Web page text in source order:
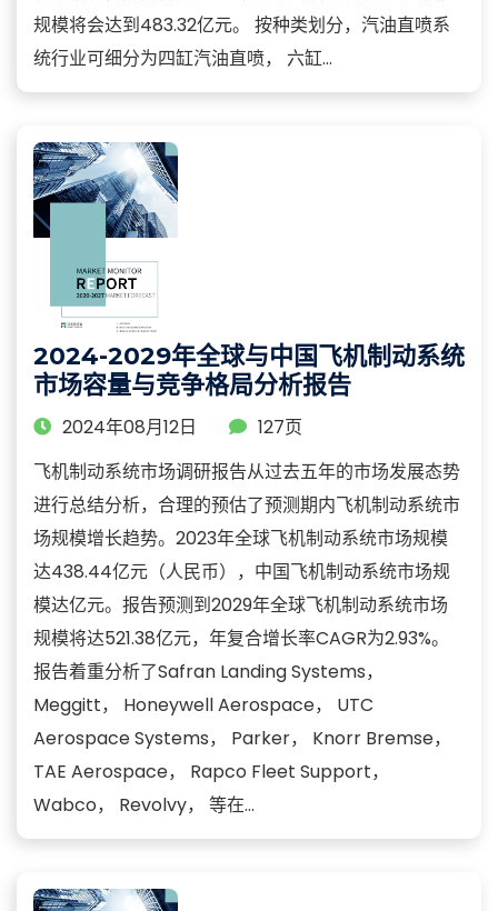
规模将会达到483.32亿元。 按种类划分，汽油直喷系
统行业可细分为四缸汽油直喷， 六缸...
2024-2029年全球与中国飞机制动系统
市场容量与竞争格局分析报告
2024年08月12日
127页
飞机制动系统市场调研报告从过去五年的市场发展态势
进行总结分析，合理的预估了预测期内飞机制动系统市
场规模增长趋势。2023年全球飞机制动系统市场规模
达438.44亿元（人民币），中国飞机制动系统市场规
模达亿元。报告预测到2029年全球飞机制动系统市场
规模将达521.38亿元，年复合增长率CAGR为2.93%。
报告着重分析了Safran Landing Systems，
Meggitt， Honeywell Aerospace， UTC
Aerospace Systems， Parker， Knorr Bremse，
TAE Aerospace， Rapco Fleet Support，
Wabco， Revolvy， 等在...